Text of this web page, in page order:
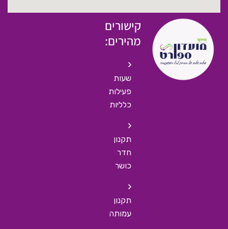
קישורים
מהירים:
שעות
פעילות
כלליות
תקנון
חדר
כושר
תקנון
עמותה